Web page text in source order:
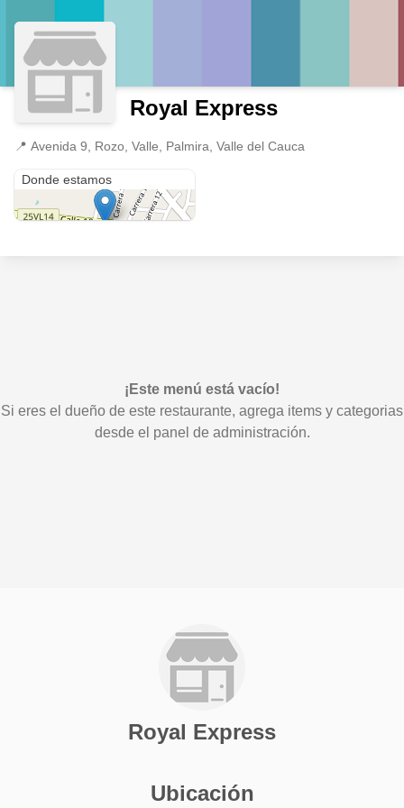
Royal Express
📍 Avenida 9, Rozo, Valle, Palmira, Valle del Cauca
Donde estamos
¡Este menú está vacío!
Si eres el dueño de este restaurante, agrega items y categorias
desde el panel de administración.
Royal Express
Ubicación